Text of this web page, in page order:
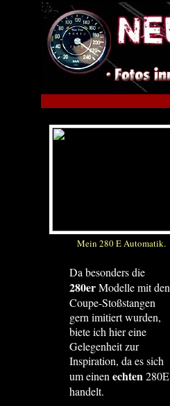
Mein 280 E Automatik.
Da besonders die
280erModelle mit den
Coupe-Stoßstangen
gern imitiert wurden,
biete ich hier eine
Gelegenheit zur
Inspiration, da es sich
um einen echten280E
handelt.